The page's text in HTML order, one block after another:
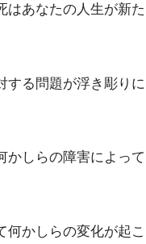
はあなたの人生が新た
する問題が浮き彫りに
かしらの障害によって
何かしらの変化が起こ